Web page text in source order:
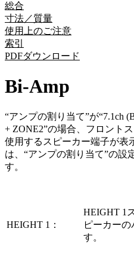
総合
寸法／質量
使用上のご注意
索引
PDFダウンロード
Bi-Amp
“アンプの割り当て”が“7.1ch
+ ZONE2”の場合、フロント
使用するスピーカー端子が表
は、“アンプの割り当て”の設
す。
HEIGHT 1：
HEIGHT 1
ピーカー
す。